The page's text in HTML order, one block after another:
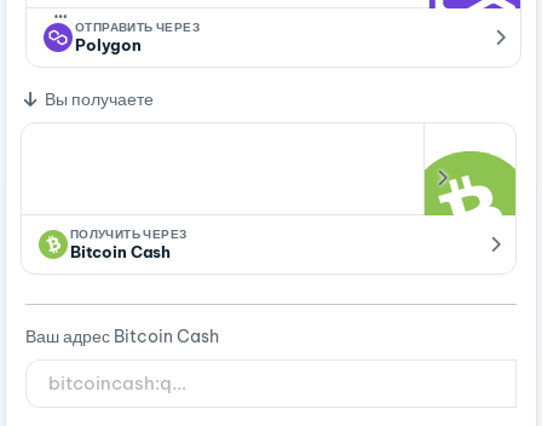
…
ОТПРАВИТЬ ЧЕРЕЗ
Polygon
Вы получаете
ПОЛУЧИТЬ ЧЕРЕЗ
Bitcoin Cash
Ваш адрес Bitcoin Cash